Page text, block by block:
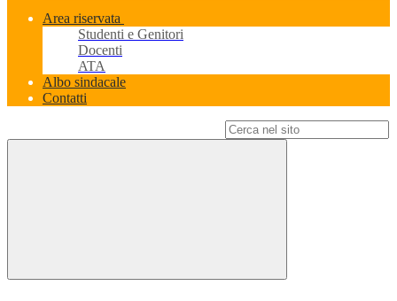
Area riservata
Studenti e Genitori
Docenti
ATA
Albo sindacale
Contatti